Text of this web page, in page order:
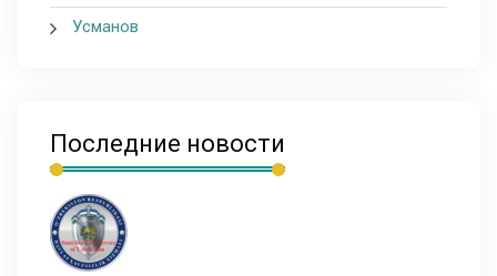
Усманов
Последние новости